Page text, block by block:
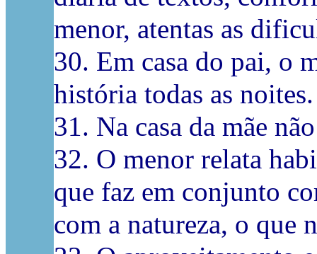
menor, atentas as
30. Em casa do pai, o
história todas as noites.
31. Na casa da mãe
32. O menor relata
que faz em conjunto
com a natureza, o que